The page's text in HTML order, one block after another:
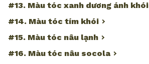
#13. Màu tóc xanh dương ánh khói
#14. Màu tóc tím khói
#15. Màu tóc nâu lạnh
#16. Màu tóc nâu socola